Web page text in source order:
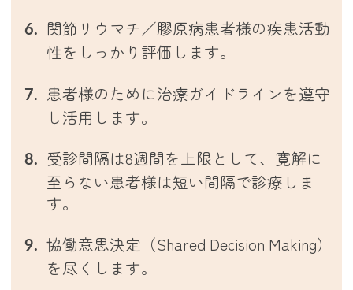
関節リウマチ／膠原病患者様の疾患活動
性をしっかり評価します。
患者様のために治療ガイドラインを遵守
し活用します。
受診間隔は8週間を上限として、寛解に
至らない患者様は短い間隔で診療しま
す。
協働意思決定（Shared Decision Making）
を尽くします。